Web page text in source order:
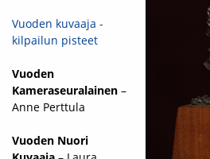
Vuoden kuvaaja -
kilpailun pisteet
Vuoden
Kameraseuralainen –
Anne Perttula
Vuoden Nuori